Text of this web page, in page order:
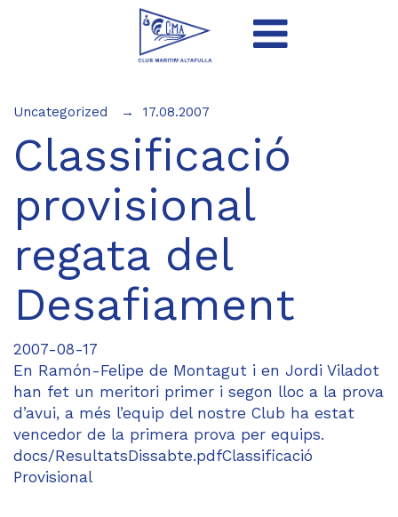
Uncategorized 17.08.2007
Classificació
provisional
regata del
Desafiament
2007-08-17
En Ramón-Felipe de Montagut i en Jordi Viladot
han fet un meritori primer i segon lloc a la prova
d’avui, a més l’equip del nostre Club ha estat
vencedor de la primera prova per equips.
docs/ResultatsDissabte.pdfClassificació
Provisional